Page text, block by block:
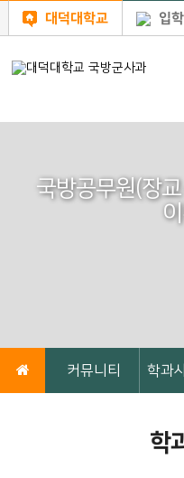
대덕대학교 입
국방공무원(장
커뮤니티
학